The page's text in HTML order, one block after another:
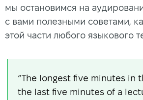
мы остановимся на
с вами полезными советами,
этой части любого языкового
“The longest five minutes in
the last five minutes of a